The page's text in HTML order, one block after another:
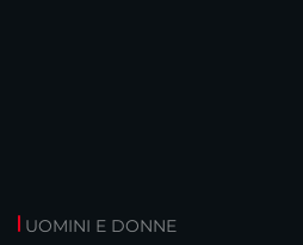
UOMINI E DONNE